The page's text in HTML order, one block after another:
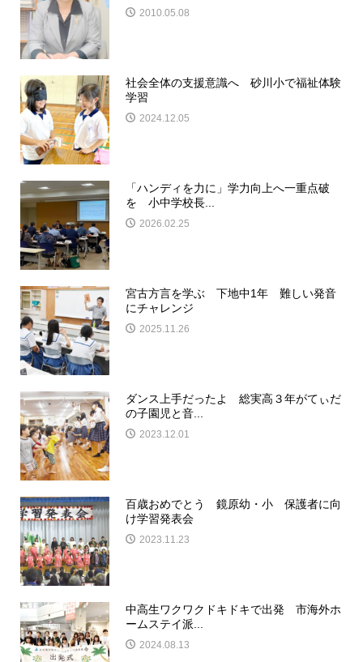
2010.05.08
社会全体の支援意識へ 砂川小で福祉体験
学習
2024.12.05
「ハンディを力に」学力向上へ一重点破
を 小中学校長...
2026.02.25
宮古方言を学ぶ 下地中1年 難しい発音
にチャレンジ
2025.11.26
ダンス上手だったよ 総実高３年がてぃだ
の子園児と音...
2023.12.01
百歳おめでとう 鏡原幼・小 保護者に向
け学習発表会
2023.11.23
中高生ワクワクドキドキで出発 市海外ホ
ームステイ派...
2024.08.13